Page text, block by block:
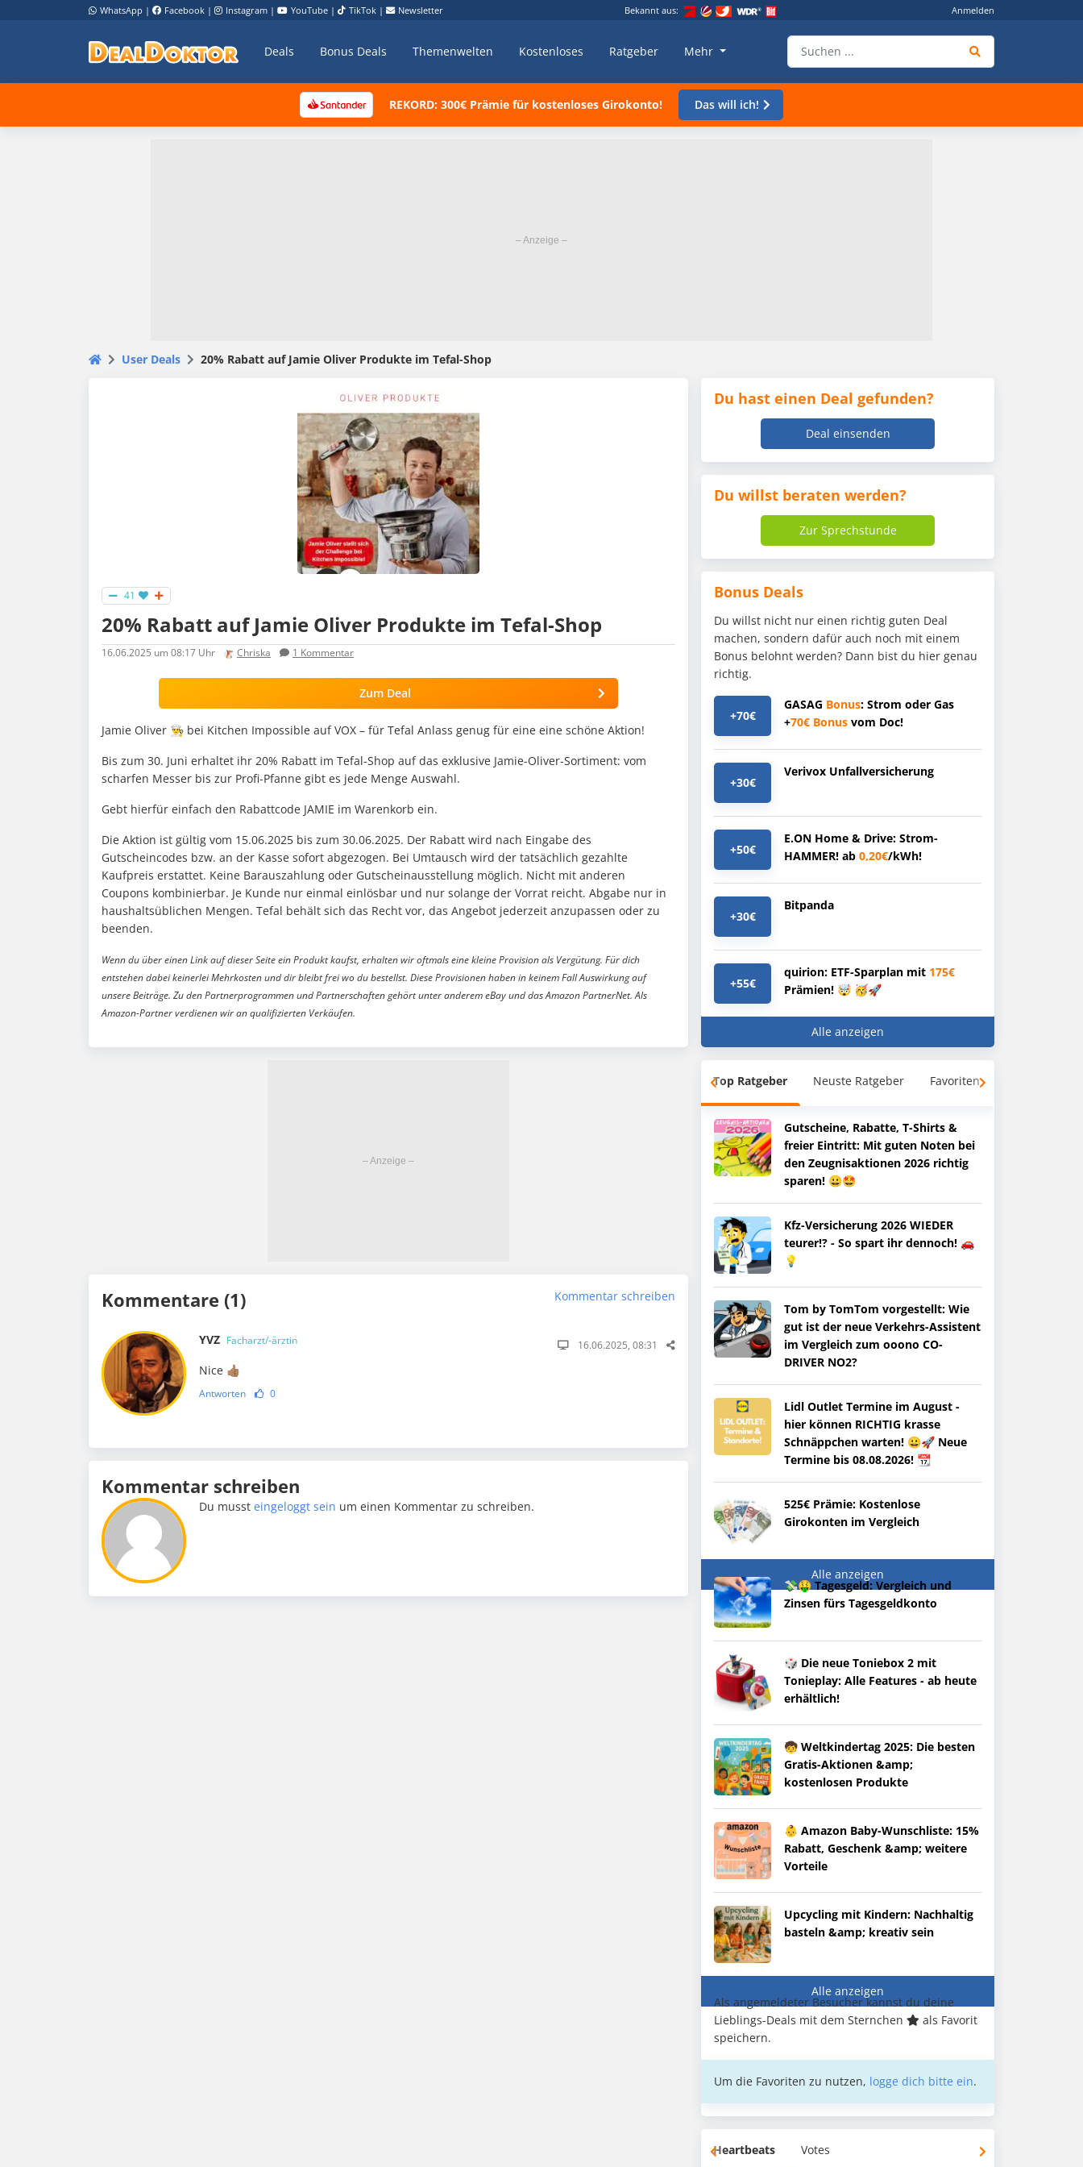
WhatsApp | Facebook | Instagram | YouTube | TikTok | Newsletter Bekannt aus: Anmelden
Deals Bonus Deals Themenwelten Kostenloses Ratgeber Mehr
REKORD: 300€ Prämie für kostenloses Girokonto! Das will ich!
User Deals 20% Rabatt auf Jamie Oliver Produkte im Tefal-Shop
41
20% Rabatt auf Jamie Oliver Produkte im Tefal-Shop
16.06.2025 um 08:17 Uhr Chriska 1 Kommentar
Zum Deal
Jamie Oliver 👨‍🍳 bei Kitchen Impossible auf VOX – für Tefal Anlass genug für eine eine schöne Aktion!
Bis zum 30. Juni erhaltet ihr 20% Rabatt im Tefal-Shop auf das exklusive Jamie-Oliver-Sortiment: vom
scharfen Messer bis zur Profi-Pfanne gibt es jede Menge Auswahl.
Gebt hierfür einfach den Rabattcode JAMIE im Warenkorb ein.
Die Aktion ist gültig vom 15.06.2025 bis zum 30.06.2025. Der Rabatt wird nach Eingabe des
Gutscheincodes bzw. an der Kasse sofort abgezogen. Bei Umtausch wird der tatsächlich gezahlte
Kaufpreis erstattet. Keine Barauszahlung oder Gutscheinausstellung möglich. Nicht mit anderen
Coupons kombinierbar. Je Kunde nur einmal einlösbar und nur solange der Vorrat reicht. Abgabe nur in
haushaltsüblichen Mengen. Tefal behält sich das Recht vor, das Angebot jederzeit anzupassen oder zu
beenden.
Wenn du über einen Link auf dieser Seite ein Produkt kaufst, erhalten wir oftmals eine kleine Provision als Vergütung. Für dich
entstehen dabei keinerlei Mehrkosten und dir bleibt frei wo du bestellst. Diese Provisionen haben in keinem Fall Auswirkung auf
unsere Beiträge. Zu den Partnerprogrammen und Partnerschaften gehört unter anderem eBay und das Amazon PartnerNet. Als
Amazon-Partner verdienen wir an qualifizierten Verkäufen.
Kommentare (1) Kommentar schreiben
YVZ Facharzt/-ärztin 16.06.2025, 08:31
Nice 👍🏽
Antworten 0
Kommentar schreiben
Du mussteingeloggt sein um einen Kommentar zu schreiben.
Du hast einen Deal gefunden?
Deal einsenden
Du willst beraten werden?
Zur Sprechstunde
Bonus Deals
Du willst nicht nur einen richtig guten Deal
machen, sondern dafür auch noch mit einem
Bonus belohnt werden? Dann bist du hier genau
richtig.
+70€
GASAG Bonus: Strom oder Gas
+70€ Bonus vom Doc!
+30€
Verivox Unfallversicherung
+50€
E.ON Home & Drive: Strom-
HAMMER! ab 0,20€/kWh!
+30€
Bitpanda
+55€
quirion: ETF-Sparplan mit 175€
Prämien! 🤯 🥳🚀
Alle anzeigen
Top Ratgeber Neuste Ratgeber Favoriten
Gutscheine, Rabatte, T-Shirts &
freier Eintritt: Mit guten Noten bei
den Zeugnisaktionen 2026 richtig
sparen! 😀🤩
Kfz-Versicherung 2026 WIEDER
teurer!? - So spart ihr dennoch! 🚗
💡
Tom by TomTom vorgestellt: Wie
gut ist der neue Verkehrs-Assistent
im Vergleich zum ooono CO-
DRIVER NO2?
Lidl Outlet Termine im August -
hier können RICHTIG krasse
Schnäppchen warten! 😀🚀 Neue
Termine bis 08.08.2026! 📆
525€ Prämie: Kostenlose
Girokonten im Vergleich
Alle anzeigen
💸🤑 Tagesgeld: Vergleich und
Zinsen fürs Tagesgeldkonto
🎲 Die neue Toniebox 2 mit
Tonieplay: Alle Features - ab heute
erhältlich!
🧒 Weltkindertag 2025: Die besten
Gratis-Aktionen &amp;
kostenlosen Produkte
👶 Amazon Baby-Wunschliste: 15%
Rabatt, Geschenk &amp; weitere
Vorteile
Upcycling mit Kindern: Nachhaltig
basteln &amp; kreativ sein
Alle anzeigen
Als angemeldeter Besucher kannst du deine
Lieblings-Deals mit dem Sternchen
als Favorit
speichern.
Um die Favoriten zu nutzen, logge dich bitte ein.
Heartbeats Votes